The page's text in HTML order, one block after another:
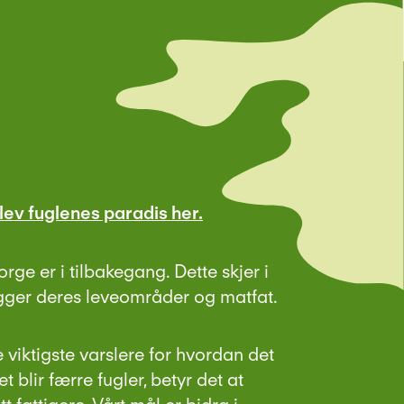
fuglenes paradis her.
er i tilbakegang. Dette skjer i
deres leveområder og matfat.
viktigste varslere for hvordan det
blir færre fugler, betyr det at